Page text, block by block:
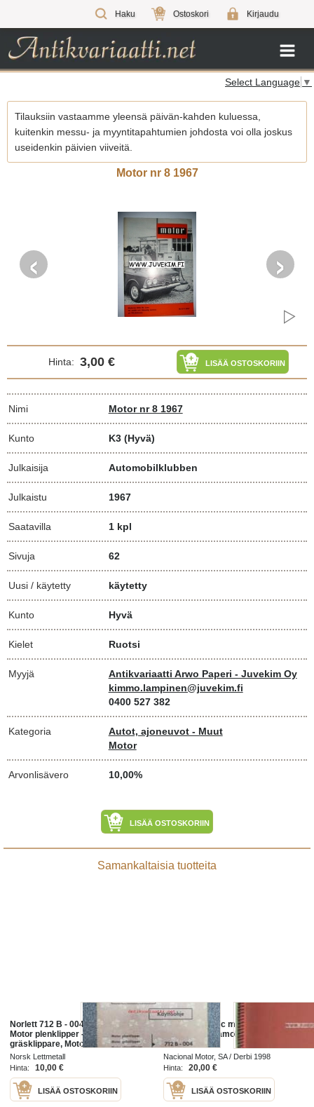
Haku 0 Ostoskori Kirjaudu
Select Language ▼
Tilauksiin vastaamme yleensä päivän-kahden kuluessa,
kuitenkin messu- ja myyntitapahtumien johdosta voi olla joskus
useidenkin päivien viiveitä.
Motor nr 8 1967
‹ ›
Hinta: 3,00 € LISÄÄ OSTOSKORIIN
Nimi Motor nr 8 1967
Kunto K3 (Hyvä)
Julkaisija Automobilklubben
Julkaistu 1967
Saatavilla 1 kpl
Sivuja 62
Uusi / käytetty käytetty
Kunto Hyvä
Kielet Ruotsi
Myyjä
Antikvariaatti Arwo Paperi - Juvekim Oy
kimmo.lampinen@juvekim.fi
0400 527 382
Kategoria
Autot, ajoneuvot - Muut
Motor
Arvonlisävero 10,00%
LISÄÄ OSTOSKORIIN
Samankaltaisia tuotteita
Norlett 712 B - 004 ruohonleikkuri -
Motor plenklipper - Motor
gräsklippare, Motor plaeneklipper -
käyttöohjekirja - brugsanvisning,
bruksanvisning
Norsk Lettmetall
Hinta:
10,00 €
LISÄÄ OSTOSKORIIN
Derbi Monobloc motor -shop
manual, korjaamokirja
Nacional Motor, SA / Derbi 1998
Hinta:
20,00 €
LISÄÄ OSTOSKORIIN